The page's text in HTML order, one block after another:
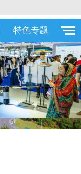
特色专题